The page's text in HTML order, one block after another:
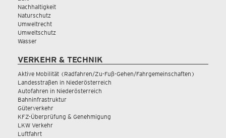
Nachhaltigkeit
Naturschutz
Umweltrecht
Umweltschutz
Wasser
VERKEHR & TECHNIK
Aktive Mobilität (Radfahren/Zu-Fuß-Gehen/Fahrgemeinschaften)
Landesstraßen in Niederösterreich
Autofahren in Niederösterreich
Bahninfrastruktur
Güterverkehr
KFZ-Überprüfung & Genehmigung
LKW Verkehr
Luftfahrt